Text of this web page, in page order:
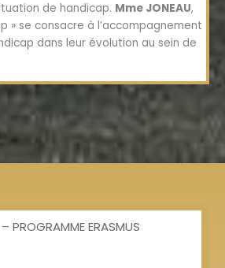
de handicap. Mme JONEAU,
» se consacre à l’accompagnement
dans leur évolution au sein de
PROGRAMME ERASMUS